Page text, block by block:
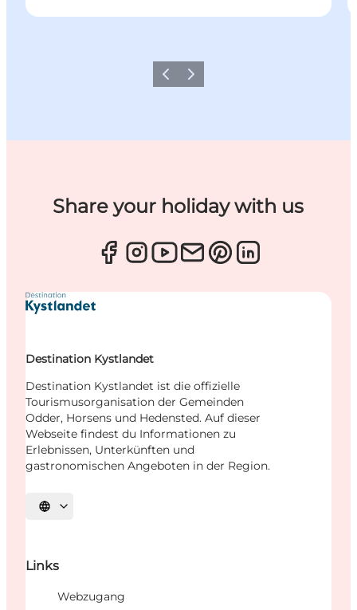
ZurückWeiter
Share your holiday with us
Destination Kystlandet
Destination Kystlandet ist die offizielle
Tourismusorganisation der Gemeinden
Odder, Horsens und Hedensted. Auf dieser
Webseite findest du Informationen zu
Erlebnissen, Unterkünften und
gastronomischen Angeboten in der Region.
Sprache auswählen
Links
Webzugang